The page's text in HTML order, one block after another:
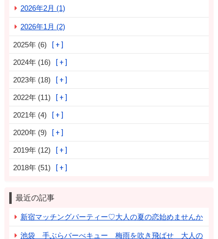
2026年2月 (1)
2026年1月 (2)
2025年 (6)
2024年 (16)
2023年 (18)
2022年 (11)
2021年 (4)
2020年 (9)
2019年 (12)
2018年 (51)
最近の記事
新宿マッチングパーティー♡大人の夏の恋始めませんか
池袋 手ぶらバーべキュー 梅雨を吹き飛ばせ 大人の